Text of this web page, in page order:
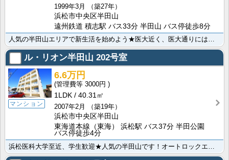
1999年3月
（築27年）
浜松市中央区半田山
遠州鉄道 積志駅 バス33分 半田山 バス停徒歩8分
人気の半田山エリアで新生活を始めよう★医大近く、医大通りにはお店もたくさんあり、生活便利。築年数を感･･･
ル・リオン半田山 202号室
マンション
6.6万円
3000円
1LDK
40.31㎡
2007年2月
（築19年）
浜松市中央区半田山
東海道本線（東海） 浜松駅 バス37分 半田公園
バス停徒歩4分